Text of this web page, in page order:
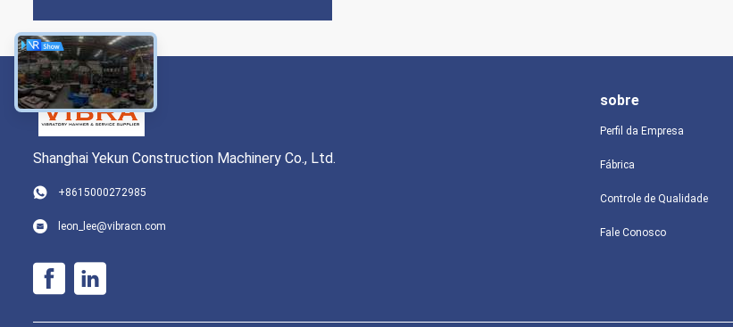
Shanghai Yekun Construction Machinery Co., Ltd.
+8615000272985
leon_lee@vibracn.com
sobre
Perfil da Empresa
Fábrica
Controle de Qualidade
Fale Conosco